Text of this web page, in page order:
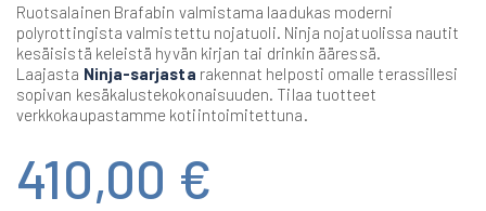
Ruotsalainen Brafabin valmistama laadukas moderni
polyrottingista valmistettu nojatuoli. Ninja nojatuolissa nautit
kesäisistä keleistä hyvän kirjan tai drinkin ääressä.
Laajasta Ninja-sarjasta rakennat helposti omalle terassillesi
sopivan kesäkalustekokonaisuuden. Tilaa tuotteet
verkkokaupastamme kotiintoimitettuna.
410,00 €